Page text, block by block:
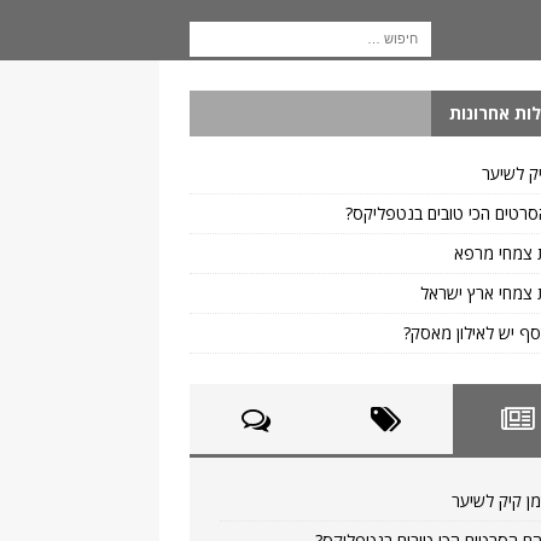
אחרונות
לשיער
הכי טובים בנטפליקס?
צמחי מרפא
צמחי ארץ ישראל
יש לאילון מאסק?
קיק לשיער